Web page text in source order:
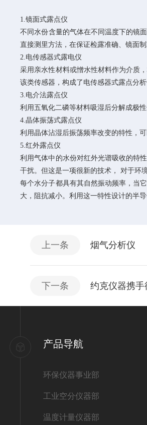
1.镜面式露点仪
不同水份含量的气体在不同温度下的镜
直接测里方法，在保证检露准确、镜面
2.电传感器式露电仪
采用亲水性材料或憎水性材料作为介质
该类传感器，构成了电传感器式露点分
3.电介法露点仪
利用五氧化二磷等材料吸湿后分解成极
4.晶体振荡式露点仪
利用晶体沾湿后振荡频率改变的特性，
5.红外露点仪
利用气体中的水份对红外光谱吸收的特
干扰。但这是一项很新的技术， 对于环
每个水分子都具有其自然振动频率，当
大，阻抗减小。利用这一特性设计的半
上一条 烟气分析仪
下一条 约克仪器携
产品导航
环保仪器事业部
工业空分仪器部
温度计量仪器部